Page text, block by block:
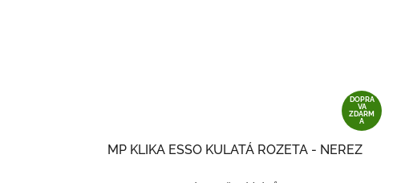
DOPRA
VA
ZDARM
A
MP KLIKA ESSO KULATÁ ROZETA - NEREZ